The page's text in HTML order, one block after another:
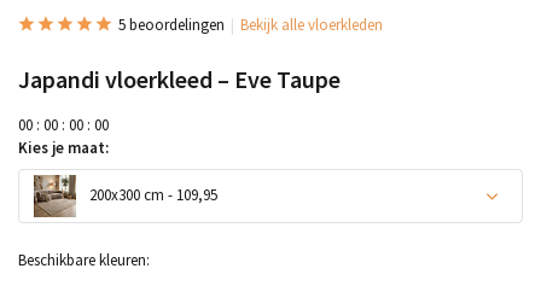
5 beoordelingen Bekijk alle vloerkleden
Japandi vloerkleed – Eve Taupe
00 : 00 : 00 : 00
Kies je maat:
200x300 cm - 109,95
Beschikbare kleuren: